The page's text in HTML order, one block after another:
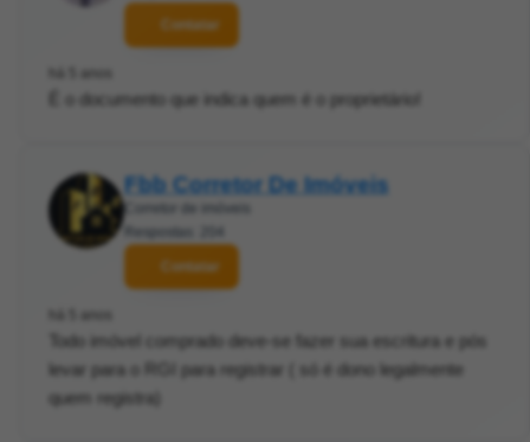
Contatar
há 5 anos
É o documento que indica quem é o proprietário!
Fbb Corretor De Imóveis
Corretor de imóveis
Respostas: 204
Contatar
há 5 anos
Todo imóvel comprado deve-se fazer sua escritura e pós
levar para o RGI para registrar ( só é dono legalmente
quem registra)